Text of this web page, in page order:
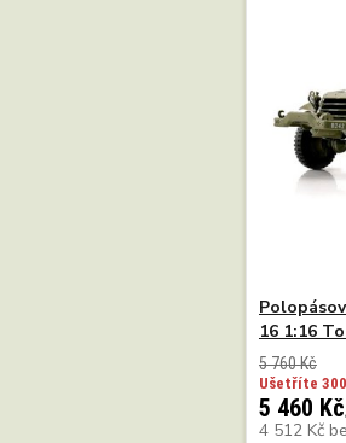
16 1:16
5 760 Kč
Ušetříte
5 460 Kč
4 512 Kč